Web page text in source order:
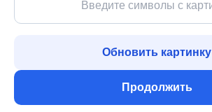
Обновить картинку
Продолжить